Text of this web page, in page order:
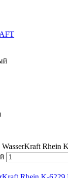
WasserKraft Rhein